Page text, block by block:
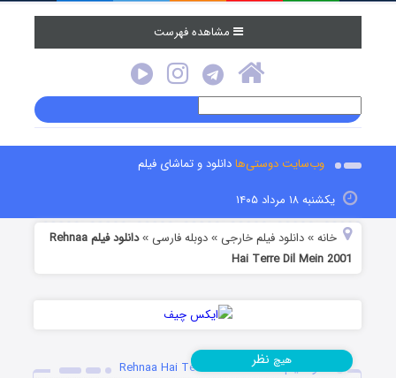
مشاهده فهرست
وب‌سایت دوستی‌هادانلود و تماشای فیلم
یکشنبه ۱۸ مرداد ۱۴۰۵
خانه »دانلود فیلم خارجی »دوبله فارسی »
دانلود فیلم Rehnaa
Hai Terre Dil Mein 2001
دانلود فیلم Rehnaa Hai Terre Dil Mein 2001هیچ نظر